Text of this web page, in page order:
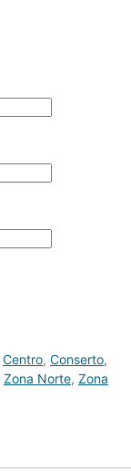
Centro, Conserto,
Zona Norte, Zona